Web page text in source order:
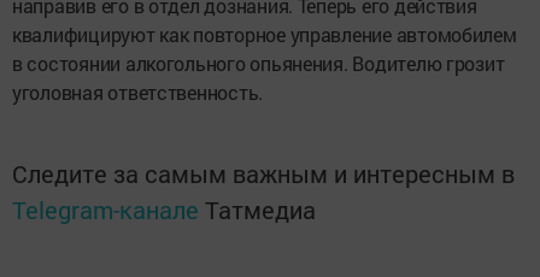
направив его в отдел дознания. Теперь его действия
квалифицируют как повторное управление автомобилем
в состоянии алкогольного опьянения. Водителю грозит
уголовная ответственность.
Следите за самым важным и интересным в
Telegram-канале Татмедиа